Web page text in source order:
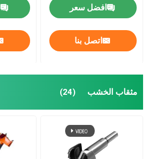
افضل سعر
اتصل بنا
مثقاب الخشب (24)